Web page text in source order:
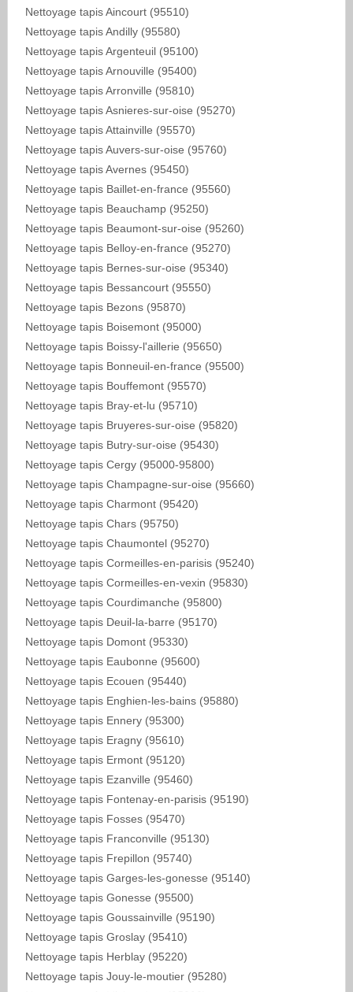
Nettoyage tapis Aincourt (95510)
Nettoyage tapis Andilly (95580)
Nettoyage tapis Argenteuil (95100)
Nettoyage tapis Arnouville (95400)
Nettoyage tapis Arronville (95810)
Nettoyage tapis Asnieres-sur-oise (95270)
Nettoyage tapis Attainville (95570)
Nettoyage tapis Auvers-sur-oise (95760)
Nettoyage tapis Avernes (95450)
Nettoyage tapis Baillet-en-france (95560)
Nettoyage tapis Beauchamp (95250)
Nettoyage tapis Beaumont-sur-oise (95260)
Nettoyage tapis Belloy-en-france (95270)
Nettoyage tapis Bernes-sur-oise (95340)
Nettoyage tapis Bessancourt (95550)
Nettoyage tapis Bezons (95870)
Nettoyage tapis Boisemont (95000)
Nettoyage tapis Boissy-l'aillerie (95650)
Nettoyage tapis Bonneuil-en-france (95500)
Nettoyage tapis Bouffemont (95570)
Nettoyage tapis Bray-et-lu (95710)
Nettoyage tapis Bruyeres-sur-oise (95820)
Nettoyage tapis Butry-sur-oise (95430)
Nettoyage tapis Cergy (95000-95800)
Nettoyage tapis Champagne-sur-oise (95660)
Nettoyage tapis Charmont (95420)
Nettoyage tapis Chars (95750)
Nettoyage tapis Chaumontel (95270)
Nettoyage tapis Cormeilles-en-parisis (95240)
Nettoyage tapis Cormeilles-en-vexin (95830)
Nettoyage tapis Courdimanche (95800)
Nettoyage tapis Deuil-la-barre (95170)
Nettoyage tapis Domont (95330)
Nettoyage tapis Eaubonne (95600)
Nettoyage tapis Ecouen (95440)
Nettoyage tapis Enghien-les-bains (95880)
Nettoyage tapis Ennery (95300)
Nettoyage tapis Eragny (95610)
Nettoyage tapis Ermont (95120)
Nettoyage tapis Ezanville (95460)
Nettoyage tapis Fontenay-en-parisis (95190)
Nettoyage tapis Fosses (95470)
Nettoyage tapis Franconville (95130)
Nettoyage tapis Frepillon (95740)
Nettoyage tapis Garges-les-gonesse (95140)
Nettoyage tapis Gonesse (95500)
Nettoyage tapis Goussainville (95190)
Nettoyage tapis Groslay (95410)
Nettoyage tapis Herblay (95220)
Nettoyage tapis Jouy-le-moutier (95280)